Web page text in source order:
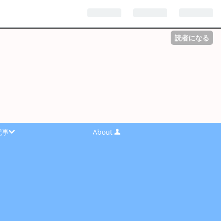
読者になる
事 About